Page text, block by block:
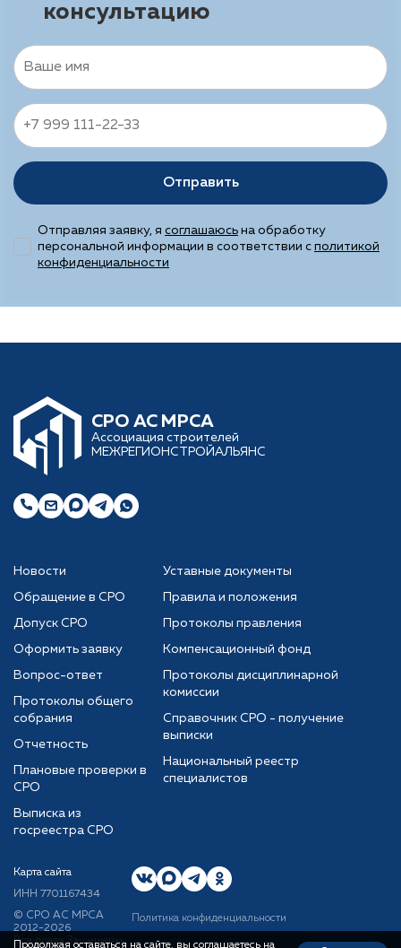
консультацию
Отправить
Отправляя заявку, я соглашаюсь на обработку
персональной информации в соответствии с политикой
конфиденциальности
CРО АС МРСА
Ассоциация строителей
МЕЖРЕГИОНСТРОЙАЛЬЯНС
Новости
Обращение в СРО
Допуск СРО
Оформить заявку
Вопрос-ответ
Уставные документы
Правила и положения
Протоколы правления
Компенсационный фонд
Протоколы дисциплинарной
комиссии
Протоколы общего
собрания
Отчетность
Плановые проверки в
СРО
Выписка из
госреестра СРО
Справочник СРО - получение
выписки
Национальный реестр
специалистов
Карта сайта
ИНН 7701167434
© CРО АС МРСА
2012-2026
Все права Защищены
Политика конфиденциальности
Продолжая оставаться на сайте, вы соглашаетесь на